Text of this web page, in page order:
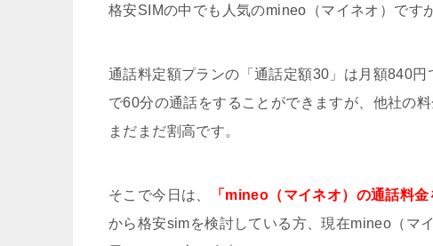
格安SIMの中でも人気のmineo（マイネオ）です
通話料定額プランの「通話定額30」は月額840
で60分の通話をすることができますが、他社の
まだまだ割高です。
そこで今日は、 「mineo（マイネオ）の通話料金
から格安simを検討している方、現在mineo（マ